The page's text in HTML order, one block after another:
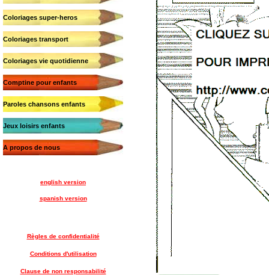
Coloriages super-heros
Coloriages transport
Coloriages vie quotidienne
Comptine pour enfants
Paroles chansons enfants
Jeux loisirs enfants
A propos de nous
english version
spanish version
Règles de confidentialité
Conditions d'utilisation
Clause de non responsabilité